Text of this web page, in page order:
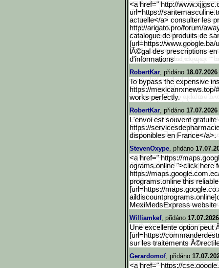
<a href=" http://
url=https://santemasculi
actuelle</a> consulter les
http://arigato.pro/forum/
catalogue de produits de
[url=https://www.google.ba/
lĂ©gal des prescriptions
d'informations
RobertKar, přidáno
To bypass the expensive
https://mexicanrxnews.top/
works perfectly.
RobertKar, přidáno
L'envoi est souvent
https://
disponibles en France</a>.
StevenOxype, přidáno
<a href=" https://
ograms.online ">click here
https://maps.google.com.e
programs.online this
[url=https://maps.google.
MexiMedsExpress website
Williamkef, přidáno
Une excellente option peut
[url=https://
sur les traitements
Gerardomof, přidáno
<a href=" https://